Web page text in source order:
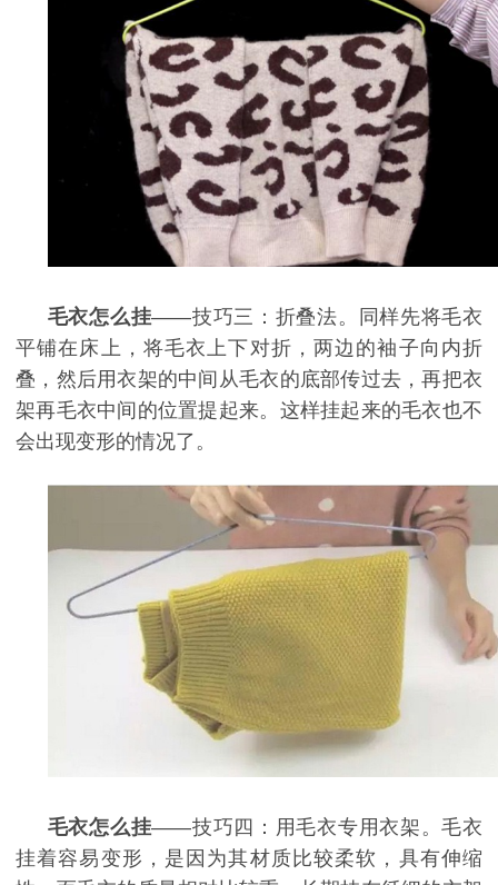
毛衣怎么挂——技巧三：折叠法。同样先将毛衣
平铺在床上，将毛衣上下对折，两边的袖子向内折
叠，然后用衣架的中间从毛衣的底部传过去，再把衣
架再毛衣中间的位置提起来。这样挂起来的毛衣也不
会出现变形的情况了。
毛衣怎么挂——技巧四：用毛衣专用衣架。毛衣
挂着容易变形，是因为其材质比较柔软，具有伸缩